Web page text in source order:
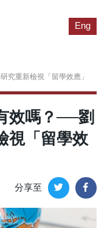
Eng
究重新檢視「留學效應」
效嗎？──劉
視「留學效
分享至